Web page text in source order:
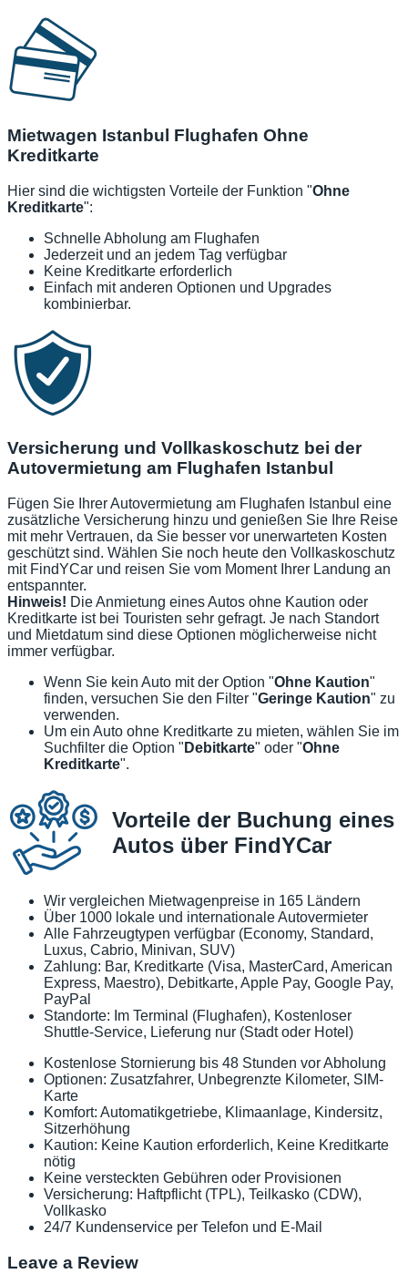
Mietwagen Istanbul Flughafen Ohne
Kreditkarte
Hier sind die wichtigsten Vorteile der Funktion "Ohne
Kreditkarte":
Schnelle Abholung am Flughafen
Jederzeit und an jedem Tag verfügbar
Keine Kreditkarte erforderlich
Einfach mit anderen Optionen und Upgrades
kombinierbar.
Versicherung und Vollkaskoschutz bei der
Autovermietung am Flughafen Istanbul
Fügen Sie Ihrer Autovermietung am Flughafen Istanbul eine
zusätzliche Versicherung hinzu und genießen Sie Ihre Reise
mit mehr Vertrauen, da Sie besser vor unerwarteten Kosten
geschützt sind. Wählen Sie noch heute den Vollkaskoschutz
mit FindYCar und reisen Sie vom Moment Ihrer Landung an
entspannter.
Hinweis! Die Anmietung eines Autos ohne Kaution oder
Kreditkarte ist bei Touristen sehr gefragt. Je nach Standort
und Mietdatum sind diese Optionen möglicherweise nicht
immer verfügbar.
Wenn Sie kein Auto mit der Option "Ohne Kaution"
finden, versuchen Sie den Filter "Geringe Kaution" zu
verwenden.
Um ein Auto ohne Kreditkarte zu mieten, wählen Sie im
Suchfilter die Option " Debitkarte" oder "Ohne
Kreditkarte".
Vorteile der Buchung eines
Autos über FindYCar
Wir vergleichen Mietwagenpreise in 165 Ländern
Über 1000 lokale und internationale Autovermieter
Alle Fahrzeugtypen verfügbar (Economy, Standard,
Luxus, Cabrio, Minivan, SUV)
Zahlung: Bar, Kreditkarte (Visa, MasterCard, American
Express, Maestro), Debitkarte, Apple Pay, Google Pay,
PayPal
Standorte: Im Terminal (Flughafen), Kostenloser
Shuttle-Service, Lieferung nur (Stadt oder Hotel)
Kostenlose Stornierung bis 48 Stunden vor Abholung
Optionen: Zusatzfahrer, Unbegrenzte Kilometer, SIM-
Karte
Komfort: Automatikgetriebe, Klimaanlage, Kindersitz,
Sitzerhöhung
Kaution: Keine Kaution erforderlich, Keine Kreditkarte
nötig
Keine versteckten Gebühren oder Provisionen
Versicherung: Haftpflicht (TPL), Teilkasko (CDW),
Vollkasko
24/7 Kundenservice per Telefon und E-Mail
Leave a Review